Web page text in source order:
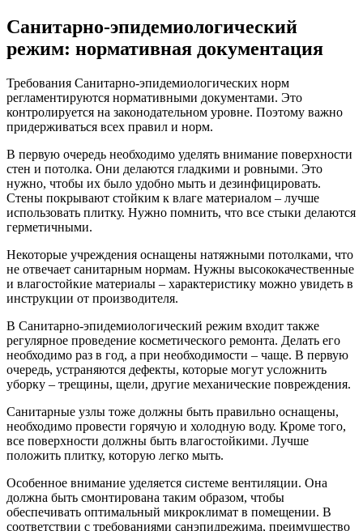
Санитарно-эпидемиологический
режим: нормативная документация
Требования Санитарно-эпидемиологических норм
регламентируются нормативными документами. Это
контролируется на законодательном уровне. Поэтому важно
придерживаться всех правил и норм.
В первую очередь необходимо уделять внимание поверхности
стен и потолка. Они делаются гладкими и ровными. Это
нужно, чтобы их было удобно мыть и дезинфицировать.
Стены покрывают стойким к влаге материалом – лучше
использовать плитку. Нужно помнить, что все стыки делаются
герметичными.
Некоторые учреждения оснащены натяжными потолками, что
не отвечает санитарным нормам. Нужны высококачественные
и влагостойкие материалы – характеристику можно увидеть в
инструкции от производителя.
В Санитарно-эпидемиологический режим входит также
регулярное проведение косметического ремонта. Делать его
необходимо раз в год, а при необходимости – чаще. В первую
очередь, устраняются дефекты, которые могут усложнить
уборку – трещины, щели, другие механические повреждения.
Санитарные узлы тоже должны быть правильно оснащены,
необходимо провести горячую и холодную воду. Кроме того,
все поверхности должны быть влагостойкими. Лучше
положить плитку, которую легко мыть.
Особенное внимание уделяется системе вентиляции. Она
должна быть смонтирована таким образом, чтобы
обеспечивать оптимальный микроклимат в помещении. В
соответствии с требованиями санэпидрежима, преимущество